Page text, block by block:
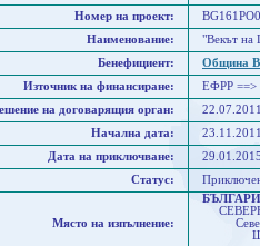
Номер на проект:
Наименование:
"Векът на
Бенефициент:
Община
Източник на финансиране:
ЕФРР ==>
на договарящия орган:
22.07.2011
Начална дата:
23.11.2011
Дата на приключване:
29.01.2015
Статус:
Място на изпълнение: